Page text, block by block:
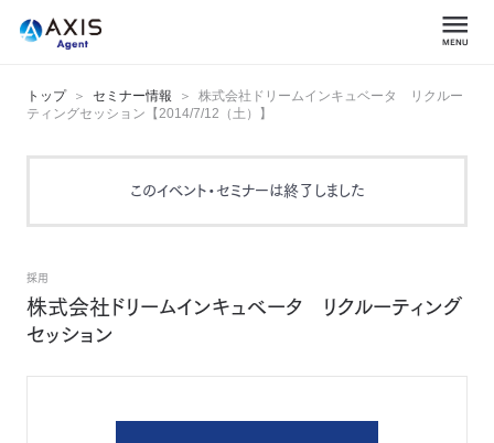
トップ セミナー情報
株式会社ドリームインキュベータ リクルー
ティングセッション【2014/7/12（土）】
このイベント・セミナーは終了しました
採用
株式会社ドリームインキュベータ リクルーティング
セッション